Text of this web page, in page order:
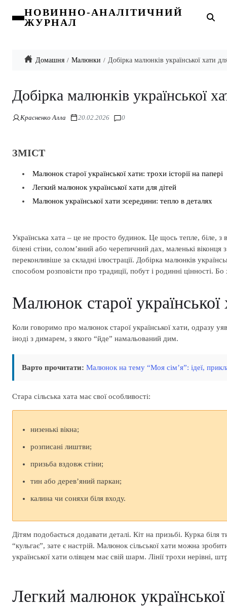
НОВИННО-АНАЛІТИЧНИЙ
ЖУРНАЛ
Домашня Малюнки Добірка малюнків української хати
Добірка малюнків української
Красненко Алла 20.02.2026 0
ЗМІСТ
Малюнок старої української хати: трохи історії на папері
Легкий малюнок української хати для дітей
Малюнок української хати зсередини: тепло в деталях
Українська хата – це не просто будинок. Це щось тепле, біле, з
білені стіни, солом’яний або черепичний дах, маленькі
переконливіше за складні ілюстрації. Добірка малюнків
способом розповісти про традиції, побут і родинні цінності.
Малюнок старої української
Коли говоримо про малюнок старої української хати, одразу
іноді з димарем, з якого “йде” намальований дим.
Варто прочитати: Малюнок на тему “Моя сім’я”: ідеї,
Стара сільська хата має свої особливості:
низенькі вікна;
розписані лиштви;
призьба вздовж стіни;
тин або дерев’яний паркан;
калина чи соняхи біля входу.
Дітям подобається додавати деталі. Кіт на призьбі. Курка
“кульгає”, зате є настрій. Малюнок сільської хати можна
української хати олівцем має свій шарм. Лінії трохи нерівні,
Легкий малюнок української